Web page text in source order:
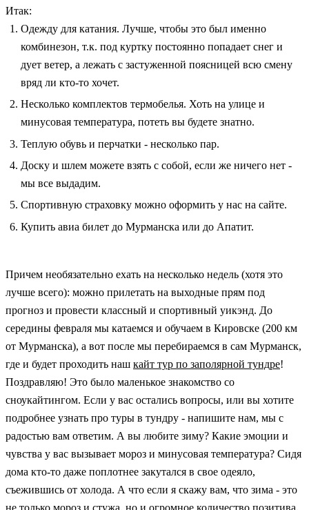
Итак:
Одежду для катания. Лучше, чтобы это был именно
комбинезон, т.к. под куртку постоянно попадает снег и
дует ветер, а лежать с застуженной поясницей всю смену
вряд ли кто-то хочет.
Несколько комплектов термобелья. Хоть на улице и
минусовая температура, потеть вы будете знатно.
Теплую обувь и перчатки - несколько пар.
Доску и шлем можете взять с собой, если же ничего нет -
мы все выдадим.
Спортивную страховку можно оформить у нас на сайте.
Купить авиа билет до Мурманска или до Апатит.
Причем необязательно ехать на несколько недель (хотя это
лучше всего): можно прилетать на выходные прям под
прогноз и провести классный и спортивный уикэнд. До
середины февраля мы катаемся и обучаем в Кировске (200 км
от Мурманска), а вот после мы перебираемся в сам Мурманск,
где и будет проходить наш кайт тур по заполярной тундре!
Поздравляю! Это было маленькое знакомство со
сноукайтингом. Если у вас остались вопросы, или вы хотите
подробнее узнать про туры в тундру - напишите нам, мы с
радостью вам ответим. А вы любите зиму? Какие эмоции и
чувства у вас вызывает мороз и минусовая температура? Сидя
дома кто-то даже поплотнее закутался в свое одеяло,
съежившись от холода. А что если я скажу вам, что зима - это
не только мороз и стужа, но и огромное количество позитива,